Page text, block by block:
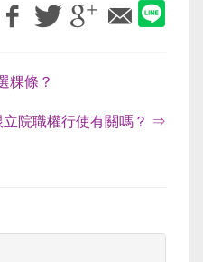
粿條？
立院職權行使有關嗎？ ⇒